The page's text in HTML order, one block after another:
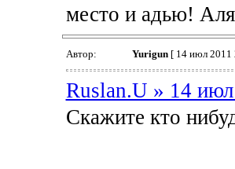
место и адью!
Автор: Yurigun[ 14 июл 2011
Ruslan.U » 14
Скажите кто